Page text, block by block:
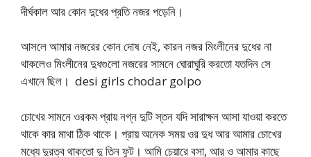
দীর্ঘকাল আর কোন দুধের প্রতি নজর পড়েনি।
আসলে আমার নজরের কোন দোষ নেই, কারন নজর মিংলীনের দুধের না
থাকলেও মিংলীনের দুধগুলো নজরের সামনে ঘোরাঘুরি করতো যতদিন সে
এখানে ছিল। desi girls chodar golpo
চোখের সামনে ওরকম প্রায় নগ্ন দুটি স্তন যদি সারাক্ষন আসা যাওয়া করতে
থাকে কার মাথা ঠিক থাকে। প্রায় অনেক সময় ওর দুধ আর আমার চোখের
মধ্যে দুরত্ব থাকতো দু তিন ফুট। আমি চেয়ারে বসা, আর ও আমার কাছে